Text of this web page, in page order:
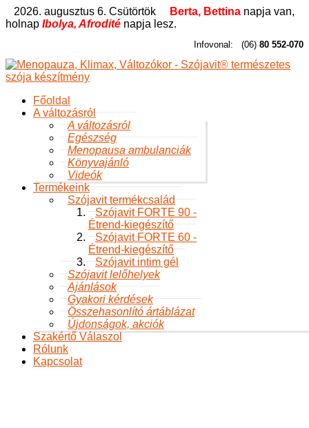
2026. augusztus 6. Csütörtök Berta, Bettina napja van,
holnap Ibolya, Afrodité napja lesz.
Infovonal: (06) 80 552-070
Főoldal
A változásról
A változásról
Egészség
Menopausa ambulanciák
Könyvajánló
Videók
Termékeink
Szójavit termékcsalád
Szójavit FORTE 90 -
Étrend-kiegészítő
Szójavit FORTE 60 -
Étrend-kiegészítő
Szójavit intim gél
Szójavit lelőhelyek
Ajánlások
Gyakori kérdések
Összehasonlító ártáblázat
Újdonságok, akciók
Szakértő Válaszol
Rólunk
Kapcsolat